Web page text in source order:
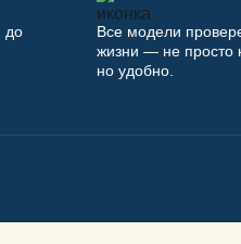
до
Все модели
жизни — не просто
но удобно.